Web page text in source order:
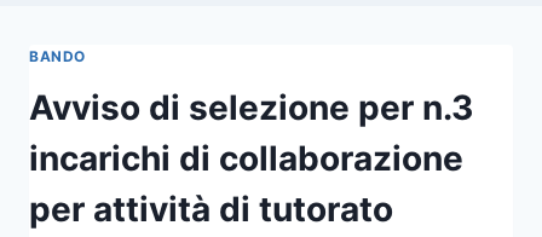
BANDO
Avviso di selezione per n.3
incarichi di collaborazione
per attività di tutorato